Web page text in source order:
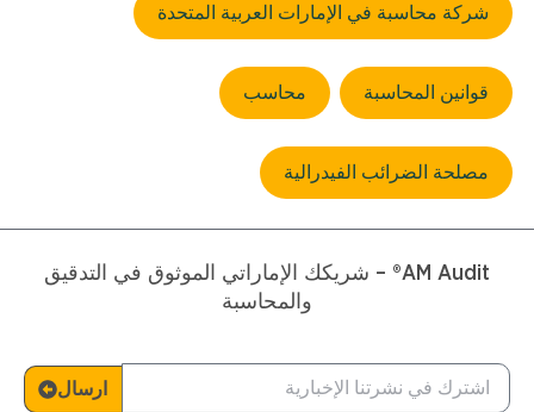
شركة محاسبة في الإمارات العربية المتحدة
قوانين المحاسبة محاسب
مصلحة الضرائب الفيدرالية
AM Audit® – شريكك الإماراتي الموثوق في التدقيق
والمحاسبة
ارسال